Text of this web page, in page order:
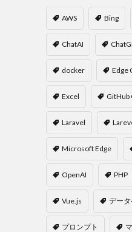
AWS Bing
ChatAI
docker Edge
Excel GitHub
Laravel
Microsoft Edge
OpenAI PHP
Vue.js デー
プロンプト